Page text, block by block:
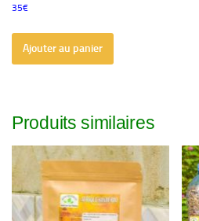
35€
Ajouter au panier
Produits similaires